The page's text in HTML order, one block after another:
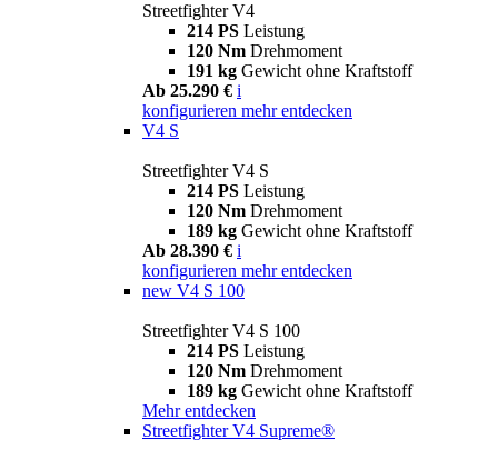
Streetfighter V4
214 PS Leistung
120 Nm Drehmoment
191 kg Gewicht ohne Kraftstoff
Ab 25.290 € i
konfigurieren mehr entdecken
V4 S
Streetfighter V4 S
214 PS Leistung
120 Nm Drehmoment
189 kg Gewicht ohne Kraftstoff
Ab 28.390 € i
konfigurieren mehr entdecken
new V4 S 100
Streetfighter V4 S 100
214 PS Leistung
120 Nm Drehmoment
189 kg Gewicht ohne Kraftstoff
Mehr entdecken
Streetfighter V4 Supreme®